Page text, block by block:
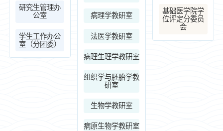
研究生管理办
公室
学生工作办公
室（分团委）
病理学教研室
法医学教研室
病理生理学教研室
组织学与胚胎学教
研室
生物学教研室
病原生物学教研室
基础医学院学
位评定分委员
会